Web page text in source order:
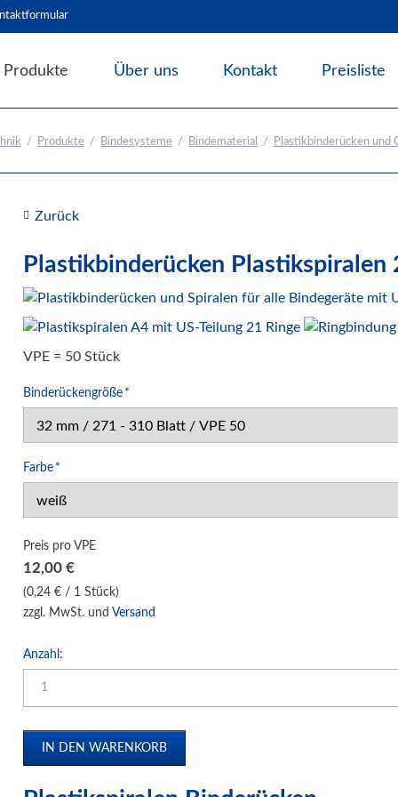
Produkte
Bindematerial
Deckblätter für Bindesysteme
Deckfolien für Bindesysteme
Bindestrips / Bindekämme
Klemm-Bindung Hardcover
Klemmschienen
Soft Cover Mappen Hot Melt
Hard Cover Mappen Hot Melt
individuelle Hardcover Herstellung
Buchbinderzubehör / Heißleim Kaltleim
Bindemaschinen
Schneidesysteme
Über uns Kontakt Preisliste
Produkte Bindesysteme Bindematerial Plastikbinderücken und
Zurück
Plastikbinderücken Plastikspiralen
VPE = 50 Stück
Pflichtfeld
Binderückengröße *
Pflichtfeld
Farbe *
Preis pro VPE
12,00 €
(0,24 € / 1 Stück)
zzgl. MwSt. und Versand
Anzahl: